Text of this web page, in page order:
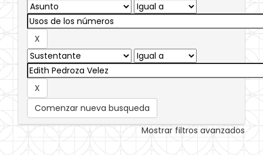
Comenzar nueva busqueda
Mostrar filtros avanzados